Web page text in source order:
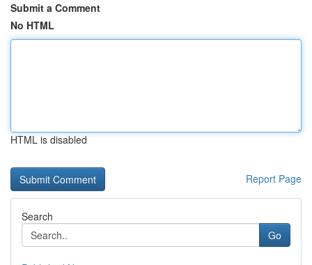
Submit a Comment
No HTML
HTML is disabled
Report Page
Search
Go